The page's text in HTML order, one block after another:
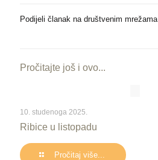
Podijeli članak na društvenim mrežama
Pročitajte još i ovo...
10. studenoga 2025.
Ribice u listopadu
Pročitaj više...